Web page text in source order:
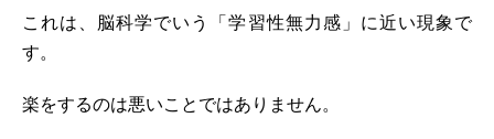
これは、脳科学でいう「学習性無力感」に近い現象で
す。
楽をするのは悪いことではありません。